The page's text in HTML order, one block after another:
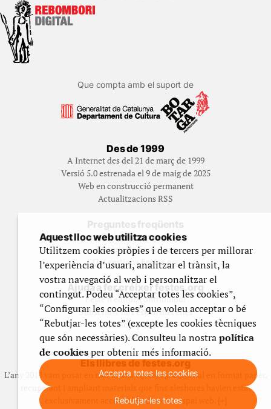
Que compta amb el suport de
Des de 1999
A Internet des del 21 de març de 1999
Versió 5.0 estrenada el 9 de maig de 2025
Web en construcció permanent
Actualitzacions RSS
Preguntes freqüents
Qué és Festes.org?
Història de Festes.org
Qui gestiona Festes.org
Ajuda a fer créixer festes.org
Feste’n editor/contribuidor
Subscriu-t’hi/Feste’n mecenes
Contracta publicitat
Fes un donatiu puntual
Els llibres de festes.org
L’any 2012 vam posar en marxa una col·lecció editorial en format paper,
recuperant i ampliant materials que fins aleshores havien estat
exclusivament accessibles al nostre espai web. [+]
Aquest lloc web utilitza cookies
Utilitzem cookies pròpies i de tercers per millorar
l’experiència d’usuari, analitzar el trànsit, la
vostra navegació al web i personalitzar el
contingut. Podeu “Acceptar totes les cookies”,
“Configurar les cookies” que voleu acceptar o bé
“Rebutjar-les totes” (excepte les cookies tècniques
que són necessàries). Consulteu la nostrapolítica
de cookiesper obtenir més informació.
Accepta totes les cookies
Rebutjar-les totes